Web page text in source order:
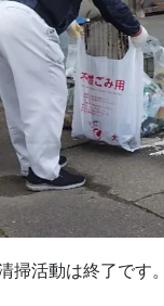
掃活動は終了です